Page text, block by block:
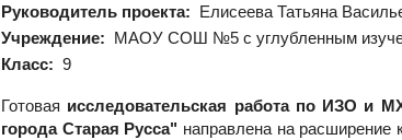
Руководитель проекта: Елисеева Татьяна
Учреждение: МАОУ СОШ №5 с углубленным
Класс: 9
Готовая исследовательская работа по ИЗО и
города Старая Русса" направлена на расширение